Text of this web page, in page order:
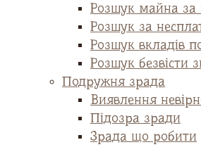
Розшук майна за
Розшук за
Розшук вкладів
Розшук безвісти
Подружня зрада
Виявлення
Підозра зради
Зрада що робити